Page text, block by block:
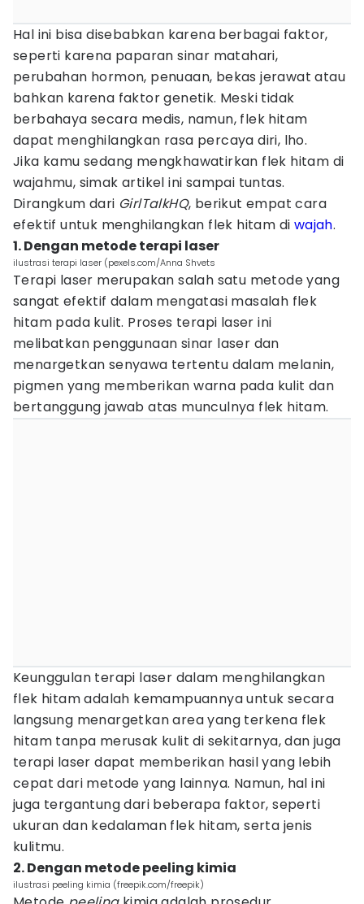
Hal ini bisa disebabkan karena berbagai faktor,
seperti karena paparan sinar matahari,
perubahan hormon, penuaan, bekas jerawat atau
bahkan karena faktor genetik. Meski tidak
berbahaya secara medis, namun, flek hitam
dapat menghilangkan rasa percaya diri, lho.
Jika kamu sedang mengkhawatirkan flek hitam di
wajahmu, simak artikel ini sampai tuntas.
Dirangkum dari GirlTalkHQ, berikut empat cara
efektif untuk menghilangkan flek hitam di wajah.
1. Dengan metode terapi laser
ilustrasi terapi laser (pexels.com/Anna Shvets
Terapi laser merupakan salah satu metode yang
sangat efektif dalam mengatasi masalah flek
hitam pada kulit. Proses terapi laser ini
melibatkan penggunaan sinar laser dan
menargetkan senyawa tertentu dalam melanin,
pigmen yang memberikan warna pada kulit dan
bertanggung jawab atas munculnya flek hitam.
Keunggulan terapi laser dalam menghilangkan
flek hitam adalah kemampuannya untuk secara
langsung menargetkan area yang terkena flek
hitam tanpa merusak kulit di sekitarnya, dan juga
terapi laser dapat memberikan hasil yang lebih
cepat dari metode yang lainnya. Namun, hal ini
juga tergantung dari beberapa faktor, seperti
ukuran dan kedalaman flek hitam, serta jenis
kulitmu.
2. Dengan metode peeling kimia
ilustrasi peeling kimia (freepik.com/freepik)